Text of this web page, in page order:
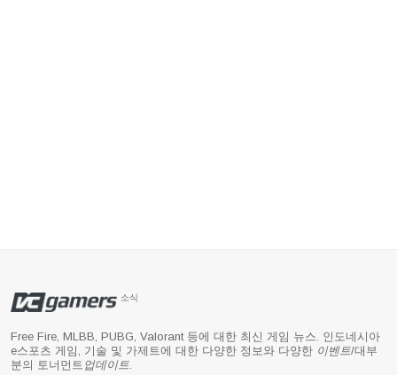
소식
Free Fire, MLBB, PUBG, Valorant 등에 대한 최신 게임 뉴스. 인도네시아
e스포츠 게임, 기술 및 가제트에 대한 다양한 정보와 다양한 이벤트/대부
분의 토너먼트 업데이트